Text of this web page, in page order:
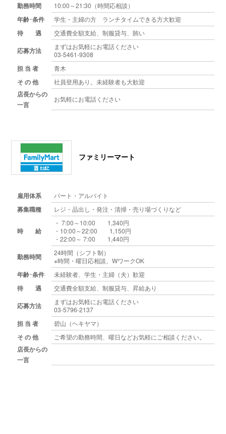
勤務時間 10:00～21:30（時間応相談）
年齢･条件 学生・主婦の方 ランチタイムできる方大歓迎
待 遇 交通費全額支給、制服貸与、賄い
応募方法
まずはお気軽にお電話ください
03-5461-9308
担 当 者 青木
そ の 他 社員登用あり。未経験者も大歓迎
店長からの
一言
お気軽にお電話ください
ファミリーマート
雇用体系 パート・アルバイト
募集職種 レジ・品出し・発注・清掃・売り場づくりなど
時 給
・ 7:00～10:00 1,340円
・10:00～22:00 1,150円
・22:00～ 7:00 1,440円
勤務時間
24時間（シフト制）
※時間・曜日応相談、WワークOK
年齢･条件 未経験者、学生・主婦（夫）歓迎
待 遇 交通費全額支給、制服貸与、昇給あり
応募方法
まずはお気軽にお電話ください
03-5796-2137
担 当 者 碧山（ヘキヤマ）
そ の 他 ご希望の勤務時間、曜日などお気軽にご相談ください。
店長からの
一言